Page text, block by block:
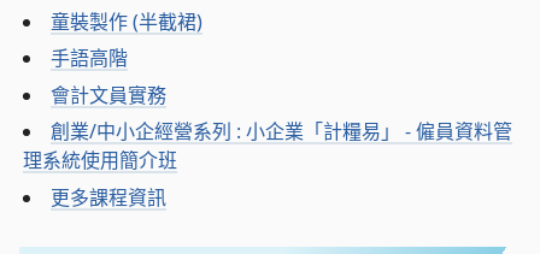
童裝製作 (半截裙)
手語高階
會計文員實務
創業/中小企經營系列 : 小企業「計糧易」 - 僱員資料管
理系統使用簡介班
更多課程資訊